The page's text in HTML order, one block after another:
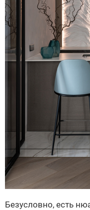
Безусловно, есть